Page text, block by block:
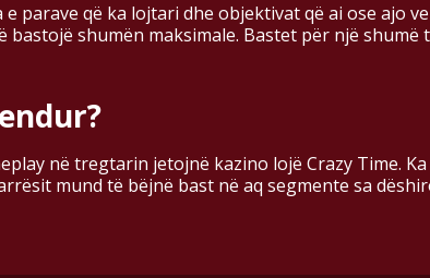
parave që ka lojtari dhe objektivat që ai ose ajo
shumën maksimale. Bastet për një
në tregtarin jetojnë kazino lojë Crazy Time.
mund të bëjnë bast në aq segmente sa